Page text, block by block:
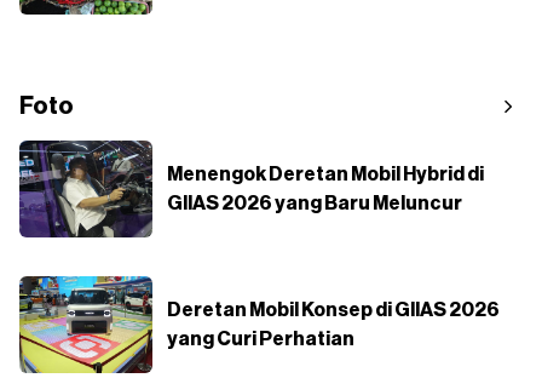
Foto
Menengok Deretan Mobil Hybrid di
GIIAS 2026 yang Baru Meluncur
Deretan Mobil Konsep di GIIAS 2026
yang Curi Perhatian